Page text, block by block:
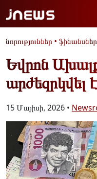
նորություններ • ֆինանսներ
Եվրոն
արժեզրկվել է
15 Մայիսի, 2026 •